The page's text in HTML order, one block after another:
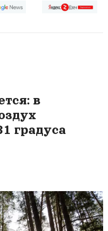
в
градуса